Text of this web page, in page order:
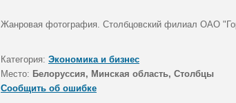
Жанровая фотография. Столбцовский филиал ОАО
Категория: Экономика и бизнес
Место: Белоруссия, Минская область, Столбцы
Сообщить об ошибке